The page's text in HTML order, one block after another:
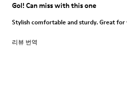
Gol! Can miss with this one
Stylish comfortable and sturdy. Great for
리뷰 번역